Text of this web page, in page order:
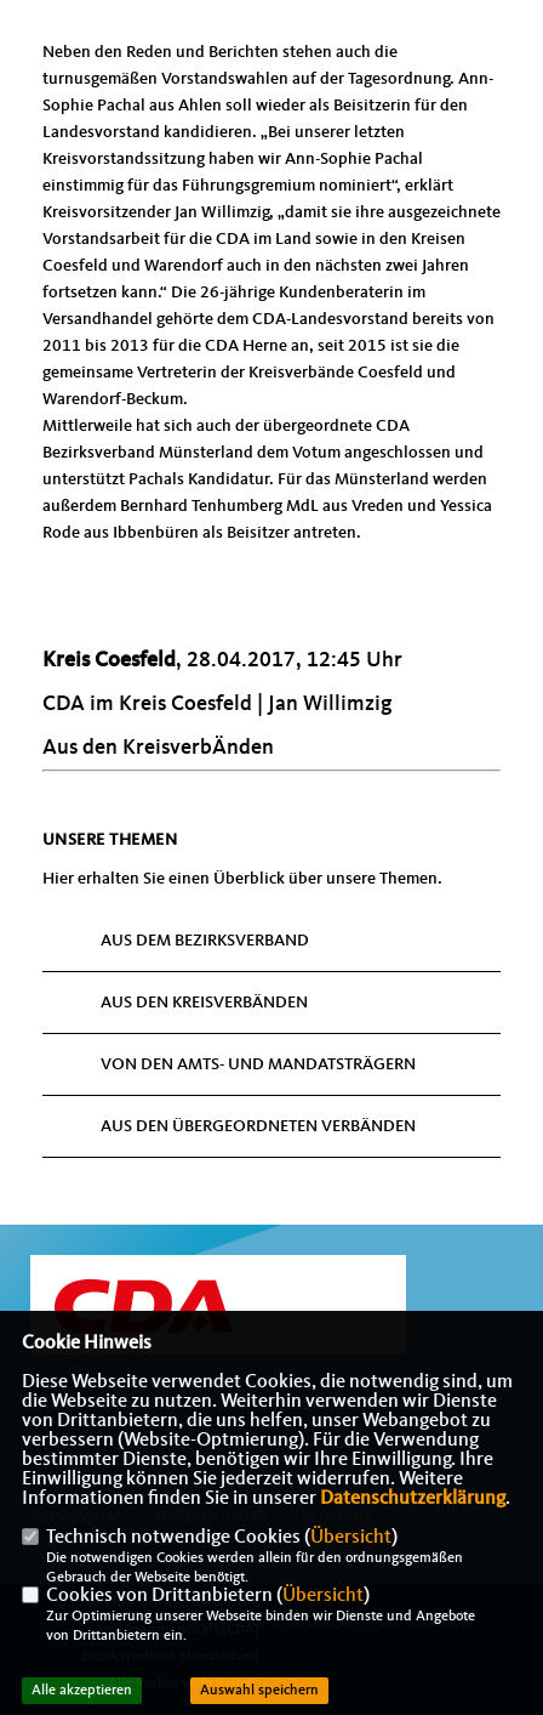
Neben den Reden und Berichten stehen auch die
turnusgemäßen Vorstandswahlen auf der Tagesordnung. Ann-
Sophie Pachal aus Ahlen soll wieder als Beisitzerin für den
Landesvorstand kandidieren. „Bei unserer letzten
Kreisvorstandssitzung haben wir Ann-Sophie Pachal
einstimmig für das Führungsgremium nominiert“, erklärt
Kreisvorsitzender Jan Willimzig, „damit sie ihre ausgezeichnete
Vorstandsarbeit für die CDA im Land sowie in den Kreisen
Coesfeld und Warendorf auch in den nächsten zwei Jahren
fortsetzen kann.“ Die 26-jährige Kundenberaterin im
Versandhandel gehörte dem CDA-Landesvorstand bereits von
2011 bis 2013 für die CDA Herne an, seit 2015 ist sie die
gemeinsame Vertreterin der Kreisverbände Coesfeld und
Warendorf-Beckum.
Mittlerweile hat sich auch der übergeordnete CDA
Bezirksverband Münsterland dem Votum angeschlossen und
unterstützt Pachals Kandidatur. Für das Münsterland werden
außerdem Bernhard Tenhumberg MdL aus Vreden und Yessica
Rode aus Ibbenbüren als Beisitzer antreten.
Kreis Coesfeld, 28.04.2017, 12:45 Uhr
CDA im Kreis Coesfeld | Jan Willimzig
Aus den KreisverbÄnden
UNSERE THEMEN
Hier erhalten Sie einen Überblick über unsere Themen.
AUS DEM BEZIRKSVERBAND
AUS DEN KREISVERBÄNDEN
VON DEN AMTS- UND MANDATSTRÄGERN
AUS DEN ÜBERGEORDNETEN VERBÄNDEN
Internetauftritt des CDA-Bezirksverbandes Münsterland
@2026 Christlich-Demokratische
Arbeitnehmerschaft (CDA)
Alle Rechte vorbehalten.
Cookie Hinweis
Diese Webseite verwendet Cookies, die notwendig sind, um
die Webseite zu nutzen. Weiterhin verwenden wir Dienste
von Drittanbietern, die uns helfen, unser Webangebot zu
verbessern (Website-Optmierung). Für die Verwendung
bestimmter Dienste, benötigen wir Ihre Einwilligung. Ihre
Einwilligung können Sie jederzeit widerrufen. Weitere
Informationen finden Sie in unserer Datenschutzerklärung.
Technisch notwendige Cookies (Übersicht)
Die notwendigen Cookies werden allein für den ordnungsgemäßen
Gebrauch der Webseite benötigt.
Cookies von Drittanbietern (Übersicht)
Zur Optimierung unserer Webseite binden wir Dienste und Angebote
von Drittanbietern ein.
Alle akzeptieren Auswahl speichern